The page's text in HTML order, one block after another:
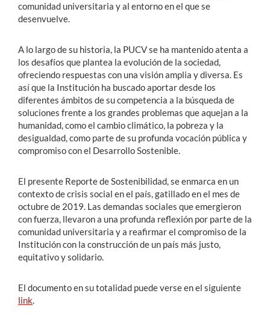
comunidad universitaria y al entorno en el que se
desenvuelve.
A lo largo de su historia, la PUCV se ha mantenido atenta a
los desafíos que plantea la evolución de la sociedad,
ofreciendo respuestas con una visión amplia y diversa. Es
así que la Institución ha buscado aportar desde los
diferentes ámbitos de su competencia a la búsqueda de
soluciones frente a los grandes problemas que aquejan a la
humanidad, como el cambio climático, la pobreza y la
desigualdad, como parte de su profunda vocación pública y
compromiso con el Desarrollo Sostenible.
El presente Reporte de Sostenibilidad, se enmarca en un
contexto de crisis social en el país, gatillado en el mes de
octubre de 2019. Las demandas sociales que emergieron
con fuerza, llevaron a una profunda reflexión por parte de la
comunidad universitaria y a reafirmar el compromiso de la
Institución con la construcción de un país más justo,
equitativo y solidario.
El documento en su totalidad puede verse en el siguiente
link.